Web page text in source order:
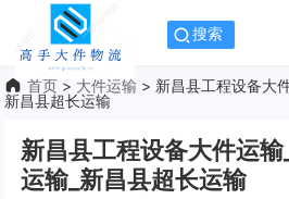
搜索
首页 > 大件运输 > 新昌县工程设备大
新昌县超长运输
新昌县工程设备大件运
运输_新昌县超长运输